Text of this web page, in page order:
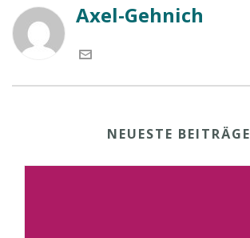
Axel-Gehnich
NEUESTE BEITRÄGE